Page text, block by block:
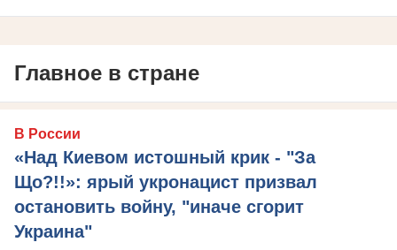
Главное в стране
В России
«Над Киевом истошный крик - "За
Що?!!»: ярый укронацист призвал
остановить войну, "иначе сгорит
Украина"